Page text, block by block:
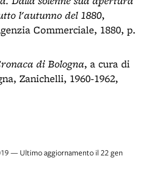
l'autunno del 1880,
Commerciale, 1880, p.
di Bologna, a cura di
Zanichelli, 1960-1962,
— Ultimo aggiornamento il 22 gen